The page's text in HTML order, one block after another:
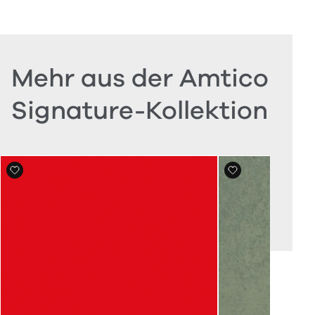
Mehr aus der Amtico
Signature-Kollektion